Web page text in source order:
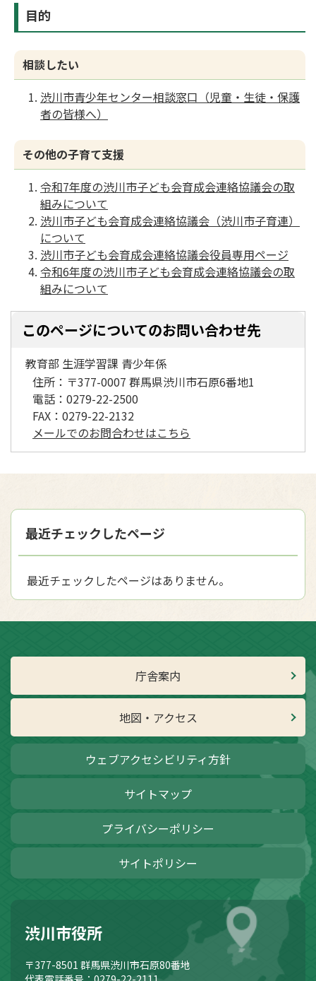
目的
相談したい
渋川市青少年センター相談窓口（児童・生徒・保護
者の皆様へ）
その他の子育て支援
令和7年度の渋川市子ども会育成会連絡協議会の取
組みについて
渋川市子ども会育成会連絡協議会（渋川市子育連）
について
渋川市子ども会育成会連絡協議会役員専用ページ
令和6年度の渋川市子ども会育成会連絡協議会の取
組みについて
このページについてのお問い合わせ先
教育部 生涯学習課 青少年係
住所： 〒377-0007 群馬県渋川市石原6番地1
電話： 0279-22-2500
FAX： 0279-22-2132
メールでのお問合わせはこちら
最近チェックしたページ
最近チェックしたページはありません。
庁舎案内
地図・アクセス
ウェブアクセシビリティ方針
サイトマップ
プライバシーポリシー
サイトポリシー
渋川市役所
〒377-8501 群馬県渋川市石原80番地